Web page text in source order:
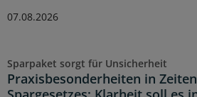
07.08.2026
Sparpaket sorgt für Unsicherheit
Praxisbesonderheiten in Zeiten